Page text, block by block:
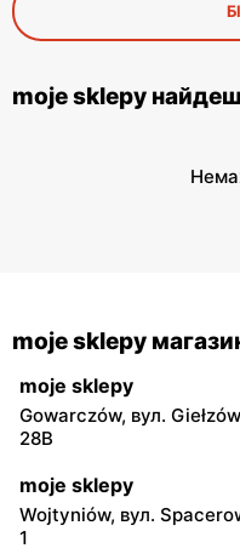
moje sklepy
moje sklepy
moje sklepy
Gowarczów, вул. Giełzów
28B
moje sklepy
Wojtyniów, вул.
1